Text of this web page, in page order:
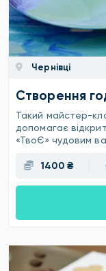
Чернівці
Створення
Такий майстер-
допомагає
«ТвоЄ» чудовим
1400 ₴